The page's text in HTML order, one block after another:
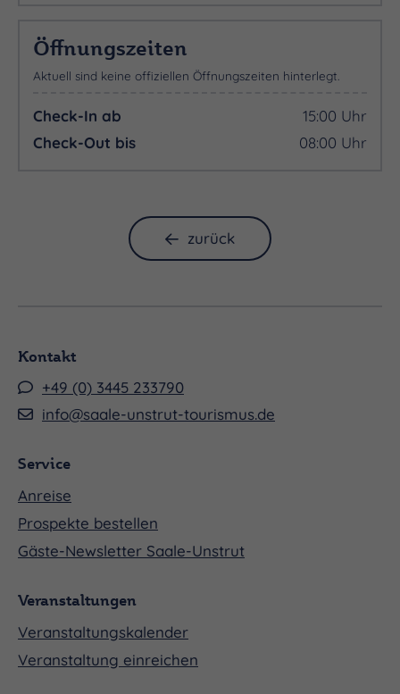
Öffnungszeiten
Aktuell sind keine offiziellen Öffnungszeiten hinterlegt.
Check-In ab
15:00 Uhr
Check-Out bis
08:00 Uhr
zurück
Kontakt
+49 (0) 3445 233790
info@saale-unstrut-tourismus.de
Service
Anreise
Prospekte bestellen
Gäste-Newsletter Saale-Unstrut
Veranstaltungen
Veranstaltungskalender
Veranstaltung einreichen